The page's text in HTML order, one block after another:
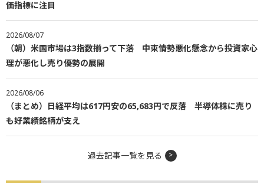
価指標に注目
2026/08/07
（朝）米国市場は3指数揃って下落 中東情勢悪化懸念から投資家心
理が悪化し売り優勢の展開
2026/08/06
（まとめ）日経平均は617円安の65,683円で反落 半導体株に売り
も好業績銘柄が支え
過去記事一覧を見る